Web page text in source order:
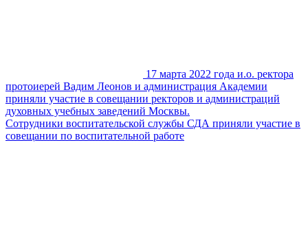
17 марта 2022 года и.о. ректора
протоиерей Вадим Леонов и администрация Академии
приняли участие в совещании ректоров и администраций
духовных учебных заведений Москвы.
Сотрудники воспитательской службы СДА приняли участие в
совещании по воспитательной работе